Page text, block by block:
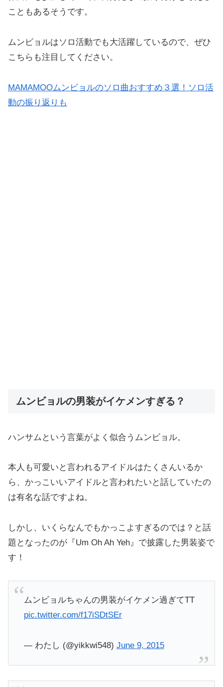
こともあるそうです。
ムンビョルはソロ活動でも大活躍しているので、ぜひ
こちらも注目してください。
MAMAMOOムンビョルのソロ曲おすすめ３選！ソロ活
動の振り返りも
ムンビョルの男装がイケメンすぎる？
ハンサムという言葉がよく似合うムンビョル。
本人も可愛いと言われるアイドルはたくさんいるか
ら、かっこいいアイドルと言われたいと話していたの
は有名な話ですよね。
しかし、いくらなんでもかっこよすぎるのでは？と話
題となったのが『Um Oh Ah Yeh』で披露した男装姿で
す！
ムンビョルちゃんの男装がイケメン過ぎてTT
pic.twitter.com/f17iSDtSEr
— わたし (@yikkwi548) June 9, 2015